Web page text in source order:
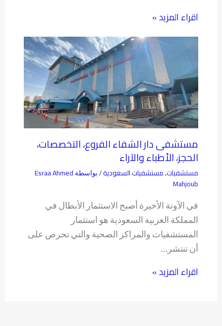
اقراء المزيد »
مستشفى دار الشفاء الفروع، التخصصات،
الحجز، الأطباء والآراء
مستشفيات, مستشفيات السعودية/ بواسطة Esraa Ahmed
Mahjoub
في الآونة الأخيرة أصبح الاستثمار الأبطال في
المملكة العربية السعودية هو استثمار
المستشفيات والمراكز الصحية والتي تحرص على
أن تنتشر…
اقراء المزيد »